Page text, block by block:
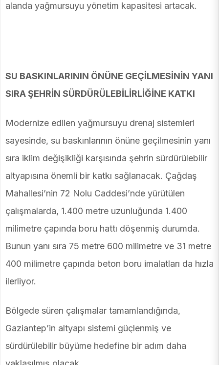
alanda yağmursuyu yönetim kapasitesi artacak.
SU BASKINLARININ ÖNÜNE GEÇİLMESİNİN YANI
SIRA ŞEHRİN SÜRDÜRÜLEBİLİRLİĞİNE KATKI
Modernize edilen yağmursuyu drenaj sistemleri
sayesinde, su baskınlarının önüne geçilmesinin yanı
sıra iklim değişikliği karşısında şehrin sürdürülebilir
altyapısına önemli bir katkı sağlanacak. Çağdaş
Mahallesi’nin 72 Nolu Caddesi’nde yürütülen
çalışmalarda, 1.400 metre uzunluğunda 1.400
milimetre çapında boru hattı döşenmiş durumda.
Bunun yanı sıra 75 metre 600 milimetre ve 31 metre
400 milimetre çapında beton boru imalatları da hızla
ilerliyor.
Bölgede süren çalışmalar tamamlandığında,
Gaziantep’in altyapı sistemi güçlenmiş ve
sürdürülebilir büyüme hedefine bir adım daha